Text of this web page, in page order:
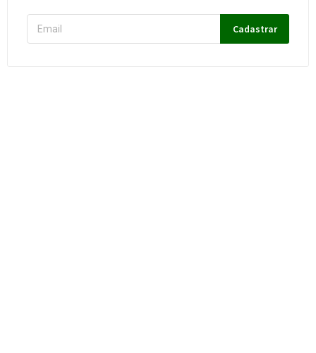
Cadastrar